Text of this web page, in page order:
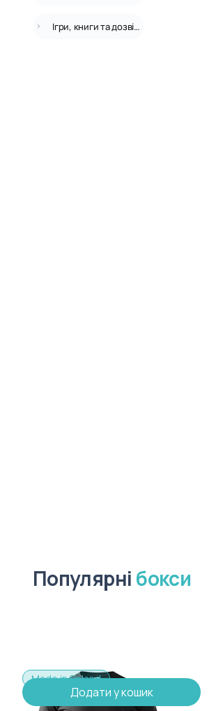
Ігри, книги та дозвілля
Популярні бокси
Додати у кошик
Made in Poland